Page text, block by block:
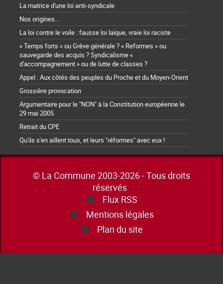
La matrice d'une loi anti-syndicale
Nos origines...
La loi contre le voile : fausse loi laïque, vraie loi raciste
« Temps forts » ou Grève générale ? « Reformes » ou
sauvegarde des acquis ? Syndicalisme «
d'accompagnement » ou de lutte de classes ?
Appel : Aux côtés des peuples du Proche et du Moyen-Orient
Grossière provocation
Argumentaire pour le "NON" à la Constitution européenne le
29 mai 2005
Retrait du CPE
Qu'ils s'en aillent tous, et leurs "réformes" avec eux !
© La Commune 2003-2026 - Tous droits
réservés
Flux RSS
Mentions légales
Plan du site